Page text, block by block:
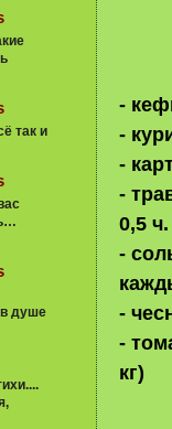
-
-
-
-
0,5
-
-
-
кг)
так и
в душе